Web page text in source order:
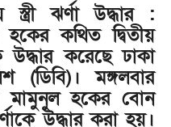
ঝর্ণা উদ্ধার :
কথিত দ্বিতীয়
উদ্ধার করেছে ঢাকা
(ডিবি)। মঙ্গলবার
মামুনুল হকের বোন
উদ্ধার করা হয়।